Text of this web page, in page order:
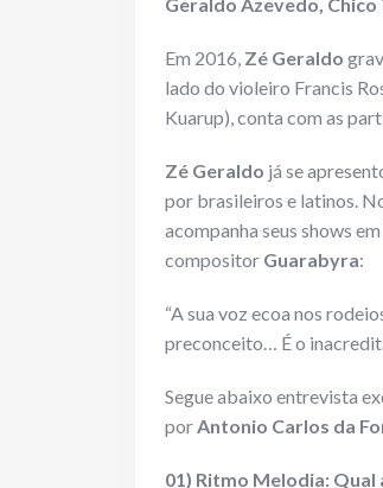
Em 2016, Zé Geraldo
lado do violeiro Francis
Kuarup), conta com as
Zé Geraldo já se
por brasileiros e latinos.
acompanha seus shows
compositor Guarabyra:
“A sua voz ecoa nos
preconceito… É o
Segue abaixo entrevista
por Antonio Carlos da
01) Ritmo Melodia: Qual